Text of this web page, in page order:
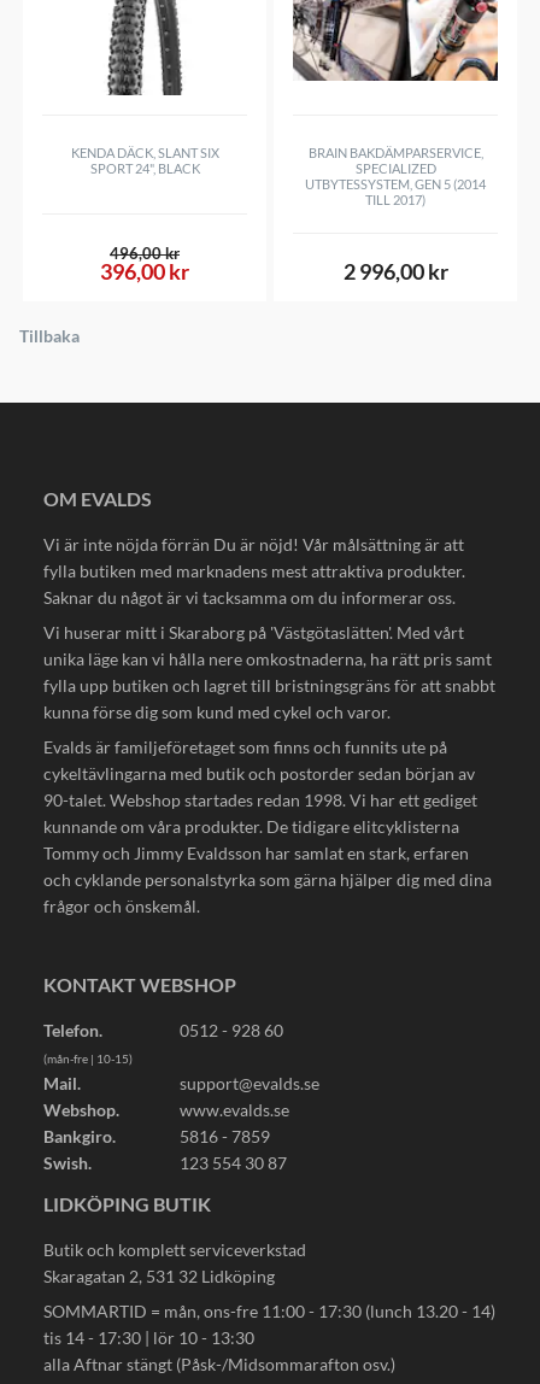
KENDA DÄCK, SLANT SIX
SPORT 24", BLACK
396,00 kr
496,00 kr
BRAIN BAKDÄMPARSERVICE,
SPECIALIZED
UTBYTESSYSTEM, GEN 5 (2014
TILL 2017)
2 996,00 kr
Tillbaka
OM EVALDS
Vi är inte nöjda förrän Du är nöjd! Vår målsättning är att
fylla butiken med marknadens mest attraktiva produkter.
Saknar du något är vi tacksamma om du informerar oss.
Vi huserar mitt i Skaraborg på 'Västgötaslätten'. Med vårt
unika läge kan vi hålla nere omkostnaderna, ha rätt pris samt
fylla upp butiken och lagret till bristningsgräns för att snabbt
kunna förse dig som kund med cykel och varor.
Evalds är familjeföretaget som finns och funnits ute på
cykeltävlingarna med butik och postorder sedan början av
90-talet. Webshop startades redan 1998. Vi har ett gediget
kunnande om våra produkter. De tidigare elitcyklisterna
Tommy och Jimmy Evaldsson har samlat en stark, erfaren
och cyklande personalstyrka som gärna hjälper dig med dina
frågor och önskemål.
KONTAKT WEBSHOP
Telefon. 0512 - 928 60
(mån-fre | 10-15)
Mail.
support@evalds.se
Webshop.
www.evalds.se
Bankgiro.
5816 - 7859
Swish.
123 554 30 87
LIDKÖPING BUTIK
Butik och komplett serviceverkstad
Skaragatan 2, 531 32 Lidköping
SOMMARTID = mån, ons-fre 11:00 - 17:30 (lunch 13.20 - 14)
tis 14 - 17:30 | lör 10 - 13:30
alla Aftnar stängt (Påsk-/Midsommarafton osv.)